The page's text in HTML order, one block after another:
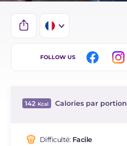
IT
ES
NL
FOLLOW US
142 Calories par portion
Difficulté: Facile